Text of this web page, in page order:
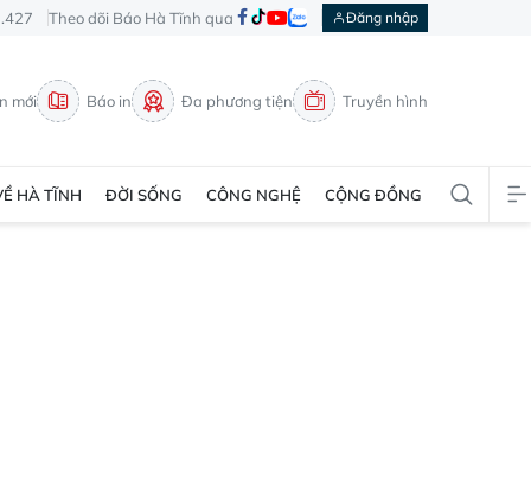
Theo dõi Báo Hà Tĩnh qua Đăng nhập
mới Báo in Đa phương tiện Truyền hình
HÀ TĨNH ĐỜI SỐNG CÔNG NGHỆ CỘNG ĐỒNG